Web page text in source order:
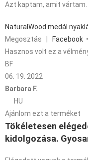
Azt kaptam, amit
NaturalWood medál
Megosztás
Facebook •
Hasznos volt ez a
BF
06. 19. 2022
Barbara F.
HU
Ajánlom ezt a terméket
Tökéletesen
kidolgozása.